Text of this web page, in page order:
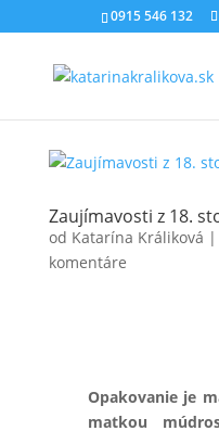
0915 546 132
Zaujímavosti z 18.
od Katarína Králiková |
komentáre
Opakovanie je
matkou